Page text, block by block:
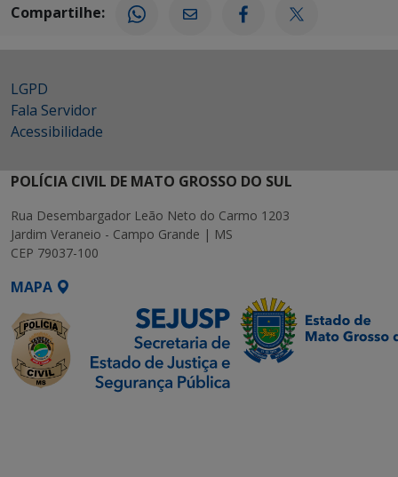
Compartilhe:
LGPD
Fala Servidor
Acessibilidade
POLÍCIA CIVIL DE MATO GROSSO DO SUL
Rua Desembargador Leão Neto do Carmo 1203
Jardim Veraneio - Campo Grande | MS
CEP 79037-100
MAPA